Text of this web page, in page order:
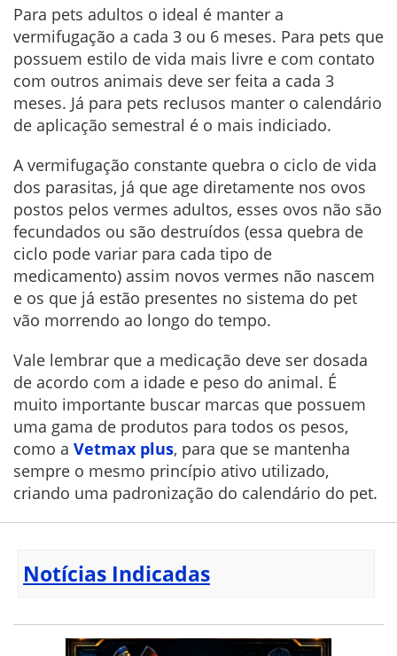
Para pets adultos o ideal é manter a
vermifugação a cada 3 ou 6 meses. Para pets que
possuem estilo de vida mais livre e com contato
com outros animais deve ser feita a cada 3
meses. Já para pets reclusos manter o calendário
de aplicação semestral é o mais indiciado.
A vermifugação constante quebra o ciclo de vida
dos parasitas, já que age diretamente nos ovos
postos pelos vermes adultos, esses ovos não são
fecundados ou são destruídos (essa quebra de
ciclo pode variar para cada tipo de
medicamento) assim novos vermes não nascem
e os que já estão presentes no sistema do pet
vão morrendo ao longo do tempo.
Vale lembrar que a medicação deve ser dosada
de acordo com a idade e peso do animal. É
muito importante buscar marcas que possuem
uma gama de produtos para todos os pesos,
como a Vetmax plus, para que se mantenha
sempre o mesmo princípio ativo utilizado,
criando uma padronização do calendário do pet.
Notícias Indicadas